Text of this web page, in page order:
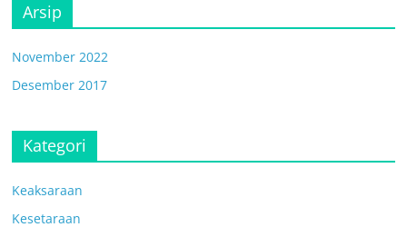
Arsip
November 2022
Desember 2017
Kategori
Keaksaraan
Kesetaraan